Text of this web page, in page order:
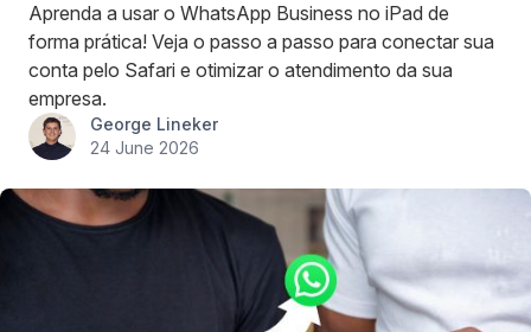
Aprenda a usar o WhatsApp Business no iPad de
forma prática! Veja o passo a passo para conectar sua
conta pelo Safari e otimizar o atendimento da sua
empresa.
George Lineker
24 June 2026